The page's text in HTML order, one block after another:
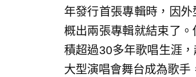
年發行首張專輯時，因
概出兩張專輯就結束了
積超過30多年歌唱生涯
大型演唱會舞台成為歌手